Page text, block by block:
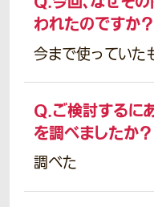
われたのですか？
今まで使っていた
Q.ご検討するに
を調べましたか？
調べた